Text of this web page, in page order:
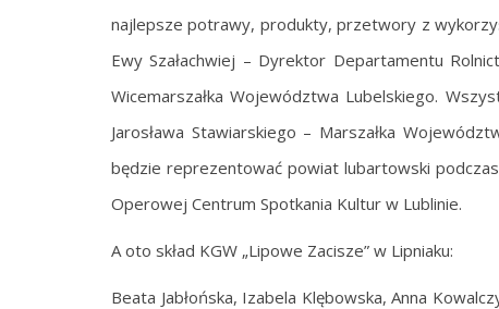
najlepsze potrawy, produkty, przetwory z
Ewy Szałachwiej – Dyrektor Departamentu
Wicemarszałka Województwa Lubelskiego.
Jarosława Stawiarskiego – Marszałka
będzie reprezentować powiat lubartowski
Operowej Centrum Spotkania Kultur w Lublinie.
A oto skład KGW „Lipowe Zacisze” w Lipniaku:
Beata Jabłońska, Izabela Klębowska, Anna